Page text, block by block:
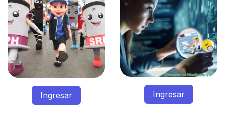
Ingresar Ingresar